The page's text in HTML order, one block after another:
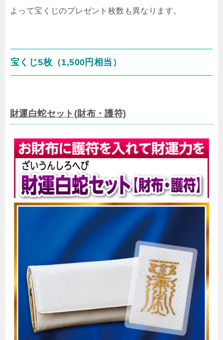
よって宝くじのプレゼント枚数も異なります。
宝くじ5枚（1,500円相当）
財運白蛇セット(財布・護符)